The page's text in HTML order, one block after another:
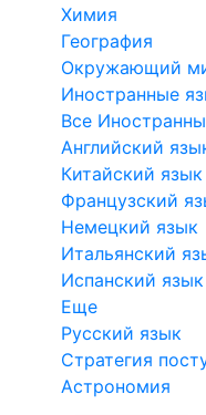
Химия
География
Окружающий
Иностранные
Все
Английский
Китайский язык
Французский
Немецкий язык
Итальянский
Испанский язык
Еще
Русский язык
Стратегия
Астрономия